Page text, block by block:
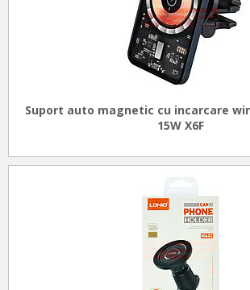
Suport auto magnetic cu incarcare
15W X6F